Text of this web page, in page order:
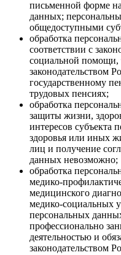
письменной форме
данных;
общедоступными
обработка
соответствии с
социальной помощи,
законодательством
государственному
трудовых пенсиях;
обработка
защиты жизни,
интересов субъекта
здоровья или иных
лиц и получение
данных невозможно;
обработка
медико-
медицинского
медико-социальных
персональных
профессионально
деятельностью и
законодательством